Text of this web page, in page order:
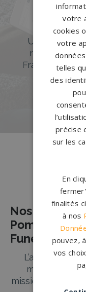
Un
réseau de
France.
notre
Nos
Nos
Pompes
Funéraire à
moments
mission à
votre
cookies
votre
telles
des
précise
sur les
En
finalités
à nos
pouvez,
vos